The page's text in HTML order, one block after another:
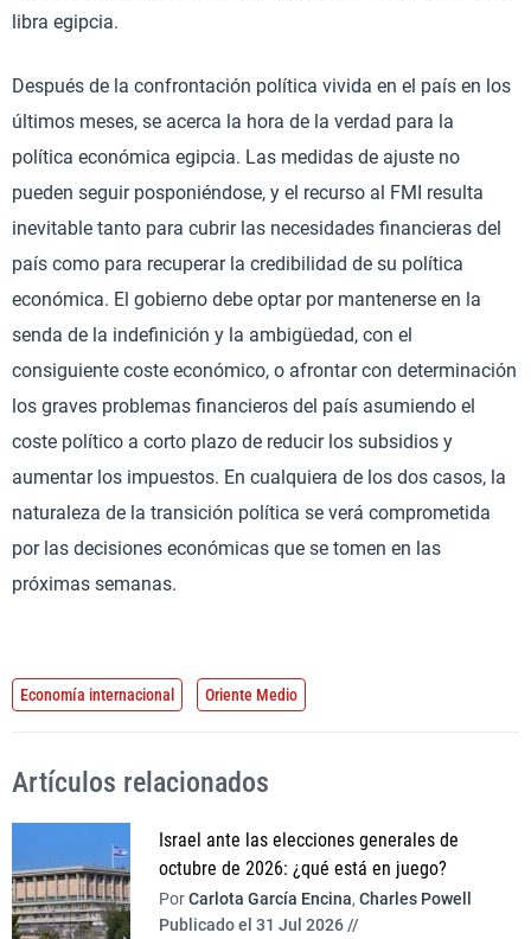
libra egipcia.
Después de la confrontación política vivida en el país en los
últimos meses, se acerca la hora de la verdad para la
política económica egipcia. Las medidas de ajuste no
pueden seguir posponiéndose, y el recurso al FMI resulta
inevitable tanto para cubrir las necesidades financieras del
país como para recuperar la credibilidad de su política
económica. El gobierno debe optar por mantenerse en la
senda de la indefinición y la ambigüedad, con el
consiguiente coste económico, o afrontar con determinación
los graves problemas financieros del país asumiendo el
coste político a corto plazo de reducir los subsidios y
aumentar los impuestos. En cualquiera de los dos casos, la
naturaleza de la transición política se verá comprometida
por las decisiones económicas que se tomen en las
próximas semanas.
Economía internacional Oriente Medio
Artículos relacionados
Israel ante las elecciones generales de
octubre de 2026: ¿qué está en juego?
PorCarlota García Encina, Charles Powell
Publicado el 31 Jul 2026 //